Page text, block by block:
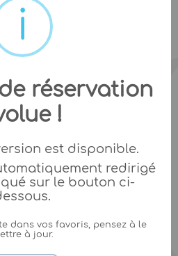
réservation
!
est disponible.
redirigé
sur le bouton ci-
dans vos favoris, pensez à le
à jour.